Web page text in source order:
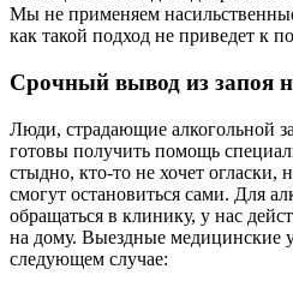
Мы не применяем
как такой подход не приведет к
Срочный вывод из запоя
Люди, страдающие алкогольной
готовы получить помощь
стыдно, кто-то не хочет огласки,
смогут остановиться сами. Для
обращаться в клинику, у нас
на дому. Выездные медицинские
следующем случае: